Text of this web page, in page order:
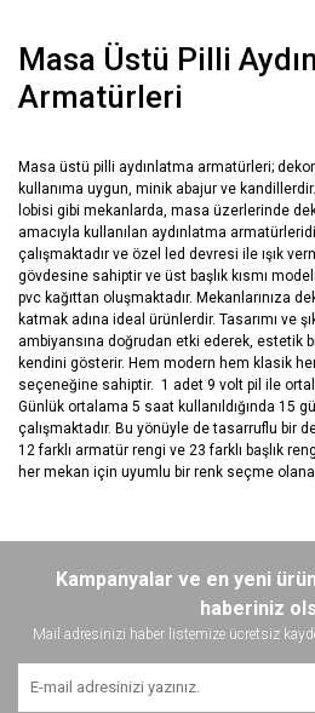
Masa Üstü Pilli
Armatürleri
Masa üstü pilli aydınlatma armatürleri;
kullanıma uygun, minik abajur ve
lobisi gibi mekanlarda, masa üzerlerinde
amacıyla kullanılan aydınlatma
çalışmaktadır ve özel led devresi ile ışık
gövdesine sahiptir ve üst başlık kısmı
pvc kağıttan oluşmaktadır. Mekanlarınıza
katmak adına ideal ürünlerdir. Tasarımı ve
ambiyansına doğrudan etki ederek, estetik
kendini gösterir. Hem modern hem klasik
seçeneğine sahiptir. 1 adet 9 volt pil ile
Günlük ortalama 5 saat kullanıldığında 15
çalışmaktadır. Bu yönüyle de tasarruflu bir
12 farklı armatür rengi ve 23 farklı başlık
her mekan için uyumlu bir renk seçme
Bu ürüne ilk yorumu
Yorum Yaz
tarafımıza iletebilirsiniz.
Görüş ve önerileriniz için teşekkür
Ürün resmi kalitesiz, bozuk veya
Ürün açıklamasında eksik bilgiler
Kampanyalar ve en yeni
haberiniz
Mail adresinizi haber listemize ücretsiz